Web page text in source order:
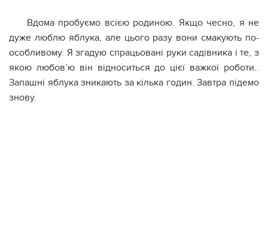
Вдома пробуємо всією родиною. Якщо чесно, я не
дуже люблю яблука, але цього разу вони смакують по-
особливому. Я згадую спрацьовані руки садівника і те, з
якою любов’ю він відноситься до цієї важкої роботи..
Запашні яблука зникають за кілька годин. Завтра підемо
знову.